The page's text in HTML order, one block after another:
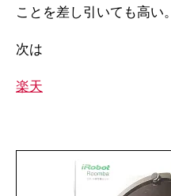
ことを差し引いても高い。
次は
楽天